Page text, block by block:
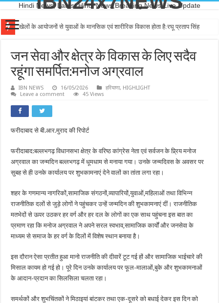
Hindi News, Latest Hindi News,Breaking News,Live Update
खेलों के आयोजनों से युवाओं के मानसिक एवं शारीरिक विकास होता है:रघू प्रताप सिंह
जन सेवा और क्षेत्र के विकास के लिए सदैव
रहूंगा समर्पित:मनोज अग्रवाल
IBN NEWS 16/05/2026 हरियाणा, HIGHLIGHT
Leave a comment
45 Views
फरीदाबाद से बी.आर.मुराद की रिपोर्ट
फरीदाबाद:बल्लभगढ़ विधानसभा क्षेत्र के वरिष्ठ कांग्रेस नेता एवं सर्वजन के प्र्रिय मनोज
अग्रवाल का जन्मदिन बल्लभगढ़ में धूमधाम से मनाया गया। उनके जन्मदिवस के अवसर पर
सुबह से ही उनके कार्यालय पर शुभकामनाएं देने वालों का तांता लगा रहा।
शहर के गणमान्य नागरिकों,सामाजिक संगठनों,व्यापारियों,युवाओं,महिलाओं तथा विभिन्न
राजनीतिक दलों से जुड़े लोगों ने पहुंचकर उन्हें जन्मदिन की शुभकामनाएं दीं। राजनीतिक
मतभेदों से ऊपर उठकर हर वर्ग और हर दल के लोगों का एक साथ पहुंचना इस बात का
प्रमाण रहा कि मनोज अग्रवाल ने अपने सरल स्वभाव,सामाजिक कार्यों और जनसेवा के
माध्यम से समाज के हर वर्ग के दिलों में विशेष स्थान बनाया है।
इस दौरान ऐसा प्रतीत हुआ मानो राजनीति की दीवारें टूट गई हों और सामाजिक भाईचारे की
मिसाल कायम हो गई हो। पूरे दिन उनके कार्यालय पर फूल-मालाओं,बुके और शुभकामनाओं
के आदान-प्रदान का सिलसिला चलता रहा।
समर्थकों और शुभचिंतकों ने मिठाइयां बांटकर तथा एक-दूसरे को बधाई देकर इस दिन को